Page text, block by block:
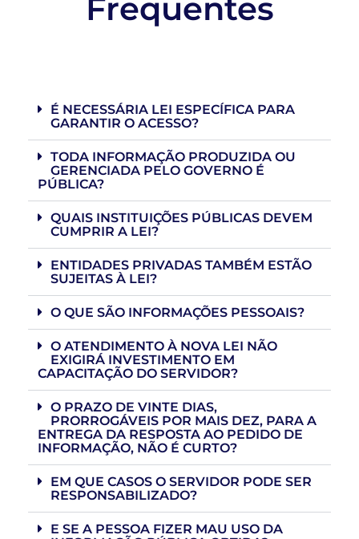
Frequentes
É NECESSÁRIA LEI ESPECÍFICA PARA
GARANTIR O ACESSO?
TODA INFORMAÇÃO PRODUZIDA OU
GERENCIADA PELO GOVERNO É
PÚBLICA?
QUAIS INSTITUIÇÕES PÚBLICAS DEVEM
CUMPRIR A LEI?
ENTIDADES PRIVADAS TAMBÉM ESTÃO
SUJEITAS À LEI?
O QUE SÃO INFORMAÇÕES PESSOAIS?
O ATENDIMENTO À NOVA LEI NÃO
EXIGIRÁ INVESTIMENTO EM
CAPACITAÇÃO DO SERVIDOR?
O PRAZO DE VINTE DIAS,
PRORROGÁVEIS POR MAIS DEZ, PARA A
ENTREGA DA RESPOSTA AO PEDIDO DE
INFORMAÇÃO, NÃO É CURTO?
EM QUE CASOS O SERVIDOR PODE SER
RESPONSABILIZADO?
E SE A PESSOA FIZER MAU USO DA